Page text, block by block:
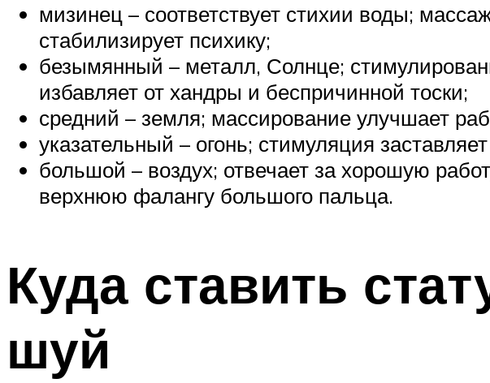
мизинец – соответствует стихии воды;
стабилизирует психику;
безымянный – металл, Солнце;
избавляет от хандры и беспричинной тоски;
средний – земля; массирование улучшает
указательный – огонь; стимуляция
большой – воздух; отвечает за хорошую
верхнюю фалангу большого пальца.
Куда ставить
шуй